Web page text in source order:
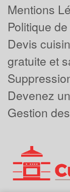
Mentions
Politique
Devis
gratuite et
Devenez
Gestion